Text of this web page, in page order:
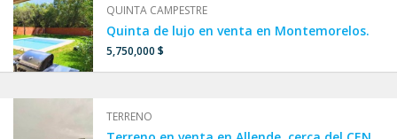
QUINTA CAMPESTRE
Quinta de lujo en venta en Montemorelos.
5,750,000 $
TERRENO